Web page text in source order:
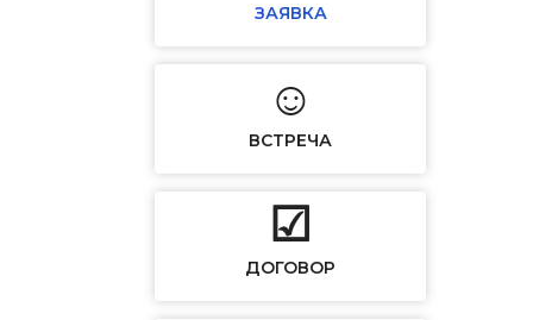
ЗАЯВКА
☺
ВСТРЕЧА
☑
ДОГОВОР